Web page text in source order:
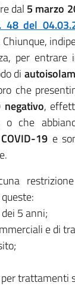
dal 5 marzo
48 del
per entrare
di
che
negativo,
o che
19 e
5 anni;
e di
trattamenti